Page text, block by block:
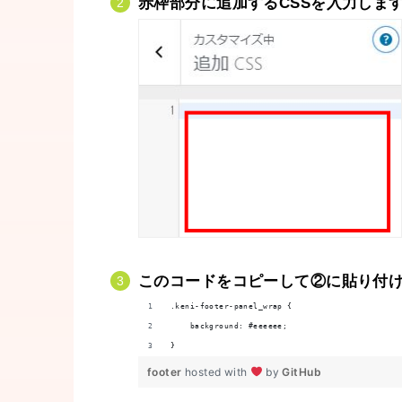
このコードをコピーして②に貼り付
.keni-footer-panel_wrap {
    background: #eeeeee;
}
footer hosted with byGitHub